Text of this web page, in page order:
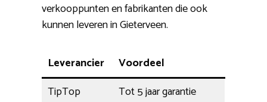
verkooppunten en fabrikanten die ook
kunnen leveren in Gieterveen.
Leverancier
Voordeel
TipTop
Tot 5 jaar garantie